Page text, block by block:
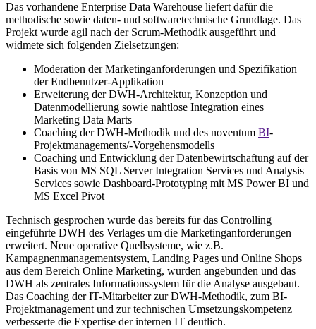
Das vorhandene Enterprise Data Warehouse liefert dafür die
methodische sowie daten- und softwaretechnische Grundlage. Das
Projekt wurde agil nach der Scrum-Methodik ausgeführt und
widmete sich folgenden Zielsetzungen:
Moderation der Marketinganforderungen und Spezifikation
der Endbenutzer-Applikation
Erweiterung der DWH-Architektur, Konzeption und
Datenmodellierung sowie nahtlose Integration eines
Marketing Data Marts
Coaching der DWH-Methodik und des noventum BI-
Projektmanagements/-Vorgehensmodells
Coaching und Entwicklung der Datenbewirtschaftung auf der
Basis von MS SQL Server Integration Services und Analysis
Services sowie Dashboard-Prototyping mit MS Power BI und
MS Excel Pivot
Technisch gesprochen wurde das bereits für das Controlling
eingeführte DWH des Verlages um die Marketinganforderungen
erweitert. Neue operative Quellsysteme, wie z.B.
Kampagnenmanagementsystem, Landing Pages und Online Shops
aus dem Bereich Online Marketing, wurden angebunden und das
DWH als zentrales Informationssystem für die Analyse ausgebaut.
Das Coaching der IT-Mitarbeiter zur DWH-Methodik, zum BI-
Projektmanagement und zur technischen Umsetzungskompetenz
verbesserte die Expertise der internen IT deutlich.